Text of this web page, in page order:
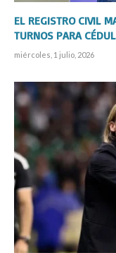
EL REGISTRO CIVIL
TURNOS PARA
miércoles, 1 julio, 2026